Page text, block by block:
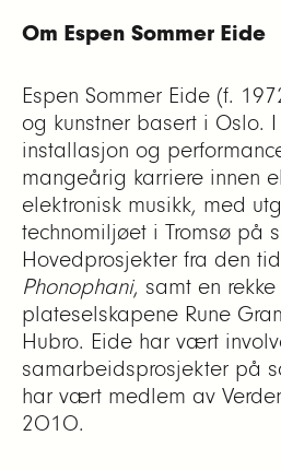
Om Espen Sommer Eide
Espen Sommer Eide (f.
og kunstner basert i Oslo.
installasjon og
mangeårig karriere innen
elektronisk musikk, med
technomiljøet i Tromsø på
Hovedprosjekter fra den
Phonophani, samt en
plateselskapene Rune
Hubro. Eide har vært
samarbeidsprosjekter på
har vært medlem av
2010.